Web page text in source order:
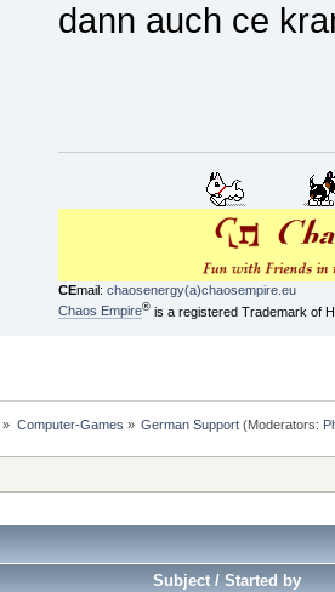
dann auch ce
CEmail: chaosenergy(a)chaosempire.eu
Chaos Empire®is a registered Trademark of
» Computer-Games » German Support(Moderators:
Subject / Started by